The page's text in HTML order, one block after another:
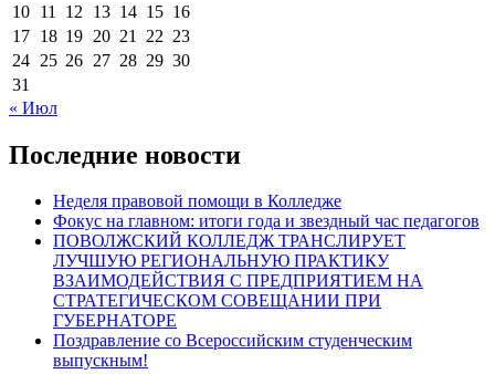
10 11 12 13 14 15 16
17 18 19 20 21 22 23
24 25 26 27 28 29 30
31
« Июл
Последние новости
Неделя правовой помощи в Колледже
Фокус на главном: итоги года и звездный час педагогов
ПОВОЛЖСКИЙ КОЛЛЕДЖ ТРАНСЛИРУЕТ
ЛУЧШУЮ РЕГИОНАЛЬНУЮ ПРАКТИКУ
ВЗАИМОДЕЙСТВИЯ С ПРЕДПРИЯТИЕМ НА
СТРАТЕГИЧЕСКОМ СОВЕЩАНИИ ПРИ
ГУБЕРНАТОРЕ
Поздравление со Всероссийским студенческим
выпускным!